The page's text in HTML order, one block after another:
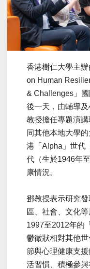
香港樹仁大學主
on Human
& Challenges」
後一天，由輔導
教授擔任專題演
同其他本地大學
港「Alpha」世代
代（生於1946年
康情況。
鄧教授表示研究
區、社會、文化
1997至2012年的
鬱徵狀相對其他
節與心理健康支
活習慣、積極參